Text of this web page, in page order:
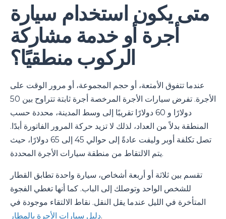
متى يكون استخدام سيارة
أجرة أو خدمة مشاركة
الركوب منطقيًا؟
عندما تتفوق الأمتعة، أو حجم المجموعة، أو مرور الوقت على
الأجرة. تفرض سيارات الأجرة المرخصة أجرة ثابتة تتراوح بين 50
دولارًا و 60 دولارًا تقريبًا إلى وسط المدينة، محددة حسب
المنطقة بدلاً من العداد، لذلك لا تزيد حركة المرور الفاتورة أبدًا.
تصل تكلفة أوبر وليفت عادةً إلى حوالي 45 إلى 65 دولارًا، حيث
يتم الالتقاط من منطقة سيارات الأجرة المحددة.
تقسم بين ثلاثة أو أربعة أشخاص، سيارة واحدة تطابق القطار
للشخص الواحد وتوصلك إلى الباب. كما أنها تغطي الفجوة
المتأخرة في الليل عندما يقل النقل. نقاط الالتقاء موجودة في
دليل سيارات الأجرة بالمطار.